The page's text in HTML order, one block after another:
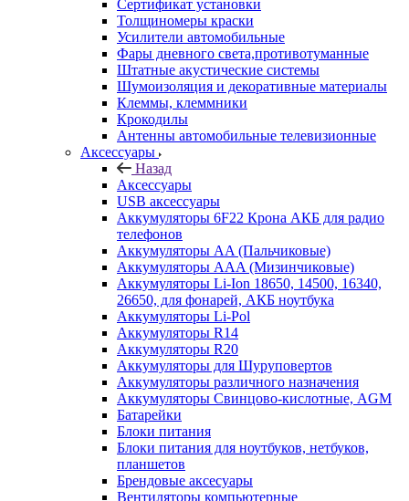
Сертификат установки
Толщиномеры краски
Усилители автомобильные
Фары дневного света,противотуманные
Штатные акустические системы
Шумоизоляция и декоративные материалы
Клеммы, клеммники
Крокодилы
Антенны автомобильные телевизионные
Аксессуары
Назад
Аксессуары
USB аксессуары
Аккумуляторы 6F22 Крона АКБ для радио
телефонов
Аккумуляторы AA (Пальчиковые)
Аккумуляторы AAA (Мизинчиковые)
Аккумуляторы Li-Ion 18650, 14500, 16340,
26650, для фонарей, АКБ ноутбука
Аккумуляторы Li-Pol
Аккумуляторы R14
Аккумуляторы R20
Аккумуляторы для Шуруповертов
Аккумуляторы различного назначения
Аккумуляторы Свинцово-кислотные, AGM
Батарейки
Блоки питания
Блоки питания для ноутбуков, нетбуков,
планшетов
Брендовые аксесуары
Вентиляторы компьютерные